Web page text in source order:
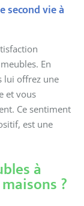
second vie à
En
lui offrez une
et vous
Ce sentiment
est une
à
?